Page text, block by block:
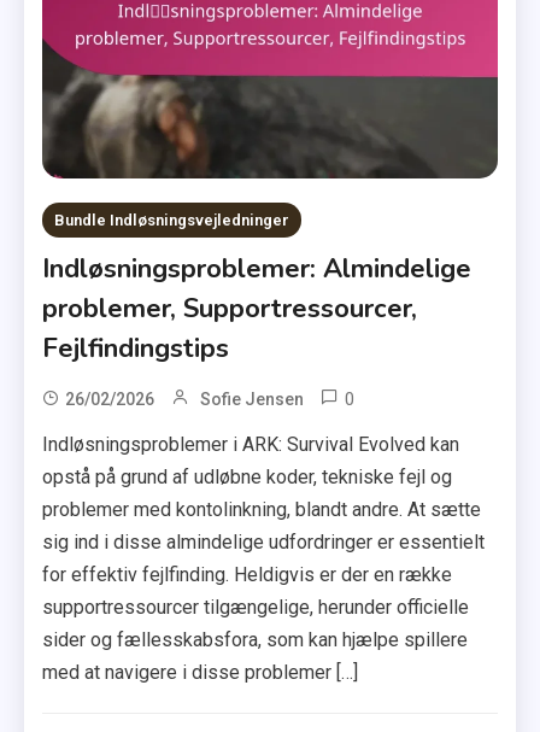
Bundle Indløsningsvejledninger
Indløsningsproblemer: Almindelige
problemer, Supportressourcer,
Fejlfindingstips
26/02/2026 Sofie Jensen 0
Indløsningsproblemer i ARK: Survival Evolved kan
opstå på grund af udløbne koder, tekniske fejl og
problemer med kontolinkning, blandt andre. At sætte
sig ind i disse almindelige udfordringer er essentielt
for effektiv fejlfinding. Heldigvis er der en række
supportressourcer tilgængelige, herunder officielle
sider og fællesskabsfora, som kan hjælpe spillere
med at navigere i disse problemer […]